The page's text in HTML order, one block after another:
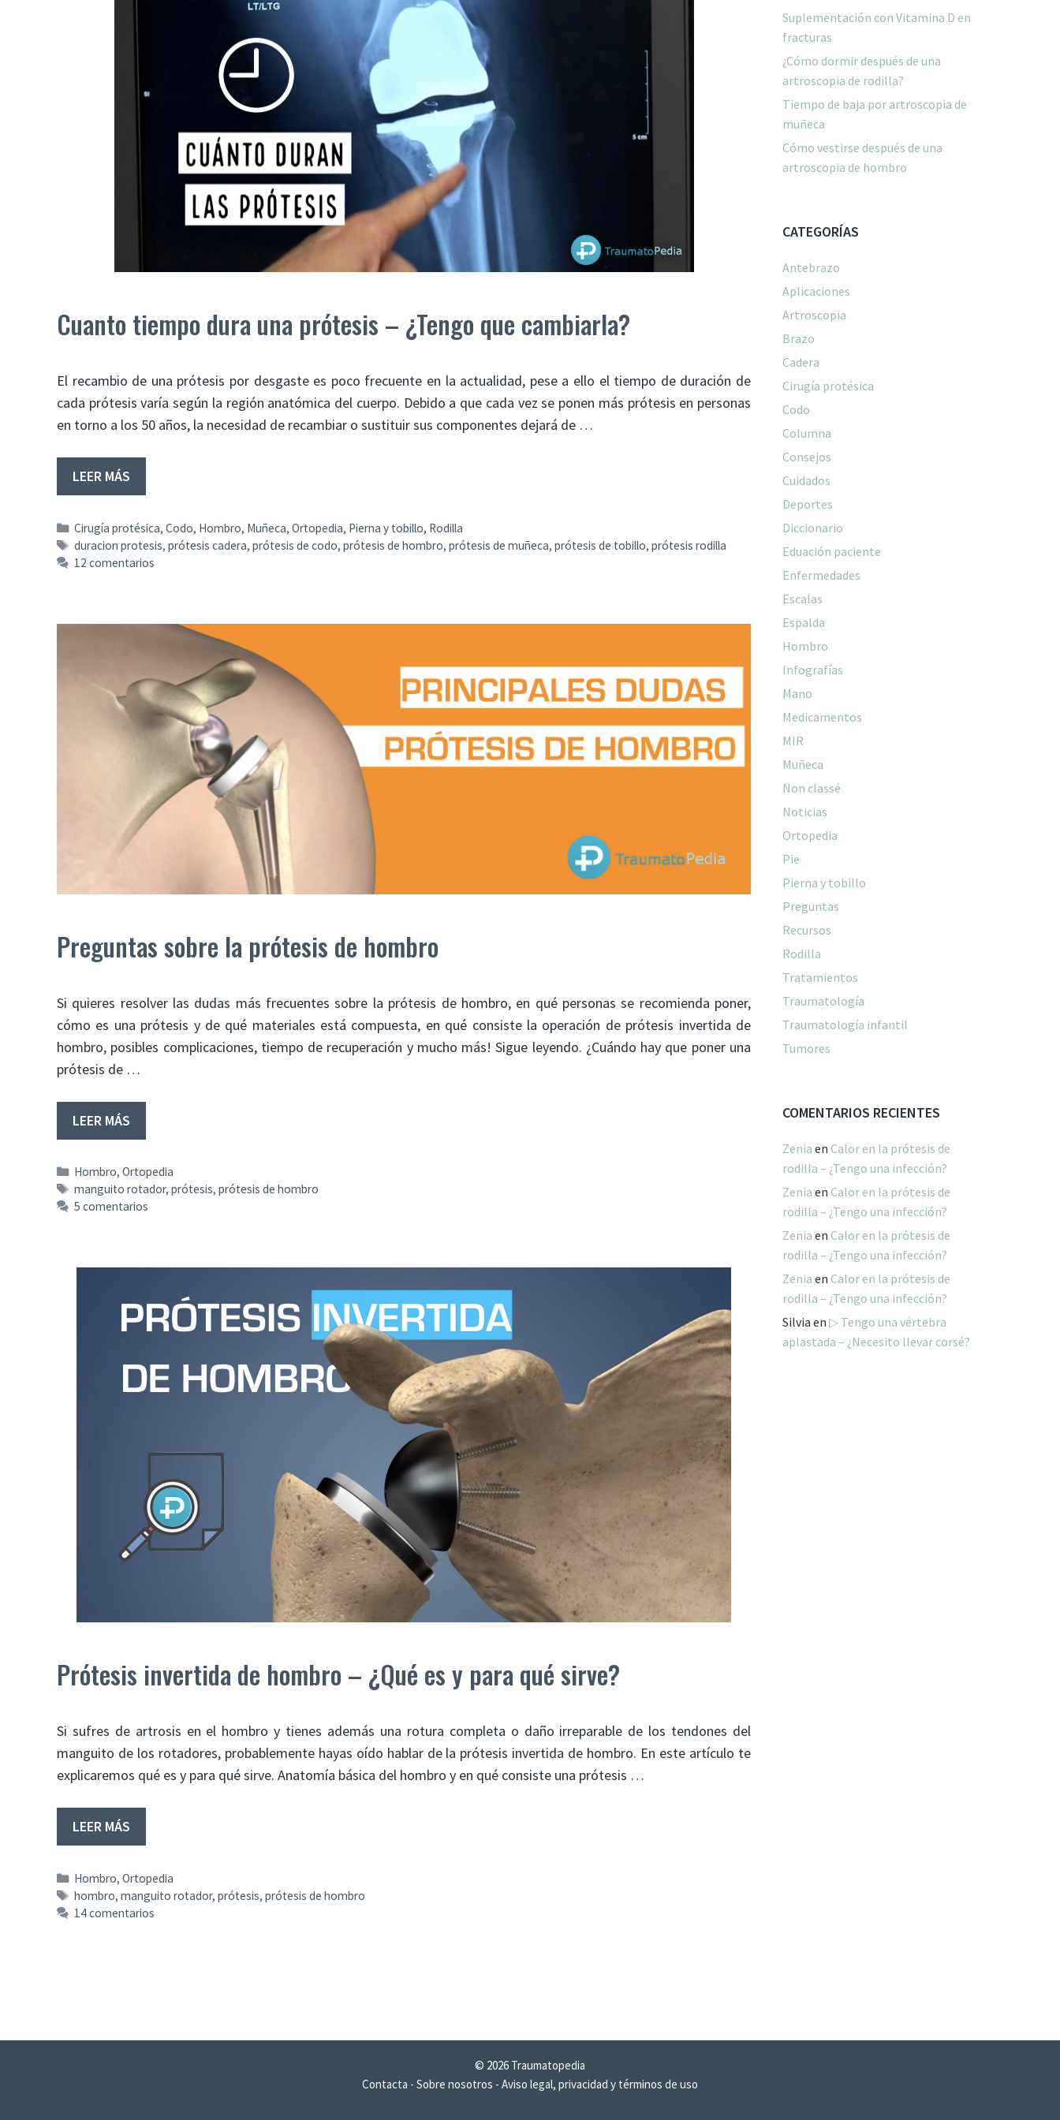
Cuanto tiempo dura una prótesis – ¿Tengo que cambiarla?
El recambio de una prótesis por desgaste es poco frecuente en la actualidad, pese a ello el tiempo de duración de
cada prótesis varía según la región anatómica del cuerpo. Debido a que cada vez se ponen más prótesis en personas
en torno a los 50 años, la necesidad de recambiar o sustituir sus componentes dejará de …
LEER MÁS
Categorías
Cirugía protésica,Codo, Hombro, Muñeca,Ortopedia, Pierna y tobillo, Rodilla
Etiquetas
duracion protesis,prótesis cadera,prótesis de codo,prótesis de hombro,prótesis de muñeca,prótesis de tobillo,prótesis rodilla
12 comentarios
Preguntas sobre la prótesis de hombro
Si quieres resolver las dudas más frecuentes sobre la prótesis de hombro, en qué personas se recomienda poner,
cómo es una prótesis y de qué materiales está compuesta, en qué consiste la operación de prótesis invertida de
hombro, posibles complicaciones, tiempo de recuperación y mucho más! Sigue leyendo. ¿Cuándo hay que poner una
prótesis de …
LEER MÁS
Categorías
Hombro,Ortopedia
Etiquetas
manguito rotador,prótesis,prótesis de hombro
5 comentarios
Prótesis invertida de hombro – ¿Qué es y para qué sirve?
Si sufres de artrosis en el hombro y tienes además una rotura completa o daño irreparable de los tendones del
manguito de los rotadores, probablemente hayas oído hablar de la prótesis invertida de hombro. En este artículo te
explicaremos qué es y para qué sirve. Anatomía básica del hombro y en qué consiste una prótesis …
LEER MÁS
Categorías
Hombro,Ortopedia
Etiquetas
hombro,manguito rotador,prótesis,prótesis de hombro
14 comentarios
Suplementación con Vitamina D en
fracturas
¿Cómo dormir después de una
artroscopia de rodilla?
Tiempo de baja por artroscopia de
muñeca
Cómo vestirse después de una
artroscopia de hombro
CATEGORÍAS
Antebrazo
Aplicaciones
Artroscopia
Brazo
Cadera
Cirugía protésica
Codo
Columna
Consejos
Cuidados
Deportes
Diccionario
Eduación paciente
Enfermedades
Escalas
Espalda
Hombro
Infografías
Mano
Medicamentos
MIR
Muñeca
Non classé
Noticias
Ortopedia
Pie
Pierna y tobillo
Preguntas
Recursos
Rodilla
Tratamientos
Traumatología
Traumatología infantil
Tumores
COMENTARIOS RECIENTES
Zenia en Calor en la prótesis de
rodilla – ¿Tengo una infección?
Zenia en Calor en la prótesis de
rodilla – ¿Tengo una infección?
Zenia en Calor en la prótesis de
rodilla – ¿Tengo una infección?
Zenia en Calor en la prótesis de
rodilla – ¿Tengo una infección?
Silvia en ▷ Tengo una vértebra
aplastada – ¿Necesito llevar corsé?
© 2026 Traumatopedia
Contacta - Sobre nosotros - Aviso legal, privacidad y términos de uso